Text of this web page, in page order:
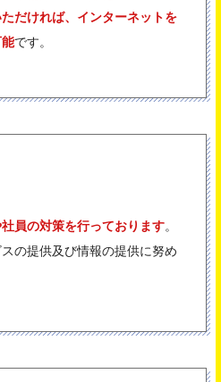
だければ、インターネットを
です。
員の対策を行っております。
の提供及び情報の提供に努め